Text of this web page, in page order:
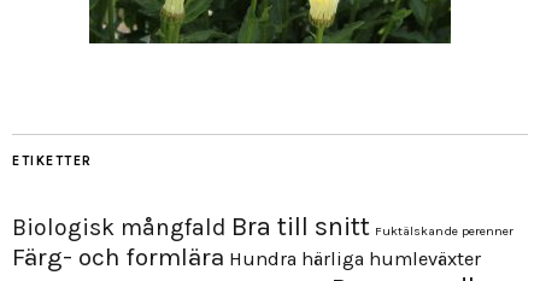
ETIKETTER
Biologisk mångfald Bra till snitt Fuktälskande perenner
Färg- och formlära Hundra härliga humleväxter